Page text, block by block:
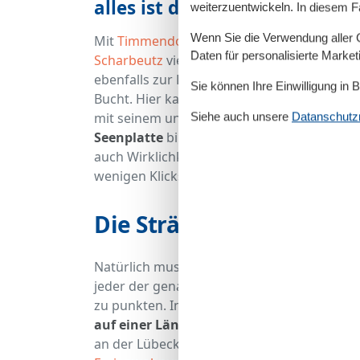
alles ist die Lübecker Bucht
MitTimmendorfer Strandentscheiden
Scharbeutz viel zu bieten hat. MitHaffkrug
ebenfalls zur Erkundung bereit. In
Bucht. Hier kann man ausgiebig die Sonne
mit seinem unverkennbaren Charme
Seenplatte bildet einen erholsamen
auch Wirklichkeit werden kann, lässt sich
wenigen Klicks an die eigenen Komfort-
Die Strände der
Natürlich muss es korrekterweise eigentlich
jeder der genannten Ferienorte an der
zu punkten. In
auf einer Länge von gut 7 Kilometern
an der Lübecker Bucht eigentlich alle durch
weiterzuentwickeln. In diesem
Wenn Sie die Verwendung
Daten für personalisierte
Sie können Ihre Einwilligung in
Siehe auch unsere